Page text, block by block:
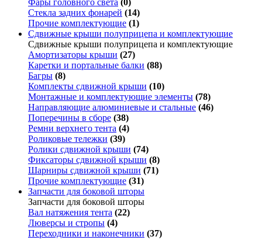
Фары головного света (0)
Стекла задних фонарей (14)
Прочие комплектующие (1)
Сдвижные крыши полуприцепа и комплектующие
Сдвижные крыши полуприцепа и комплектующие
Амортизаторы крыши (27)
Каретки и портальные балки (88)
Багры (8)
Комплекты сдвижной крыши (10)
Монтажные и комплектующие элементы (78)
Направляющие алюминиевые и стальные (46)
Поперечины в сборе (38)
Ремни верхнего тента (4)
Роликовые тележки (39)
Ролики сдвижной крыши (74)
Фиксаторы сдвижной крыши (8)
Шарниры сдвижной крыши (71)
Прочие комплектующие (31)
Запчасти для боковой шторы
Запчасти для боковой шторы
Вал натяжения тента (22)
Люверсы и стропы (4)
Переходники и наконечники (37)